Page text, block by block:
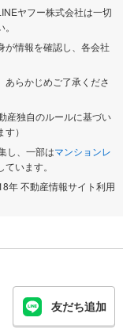
ヤフー株式会社は一切
が情報を確認し、各会社
らかじめご了承くださ
産独自のルールに基づい
）
し、一部はマンションレ
います。
年 不動産情報サイト利用
友だち追加